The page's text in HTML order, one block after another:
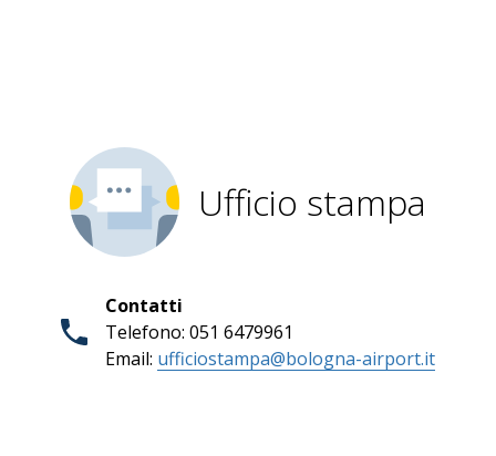
Ufficio stampa
Contatti
Telefono: 051 6479961
Email: ufficiostampa@bologna-airport.it